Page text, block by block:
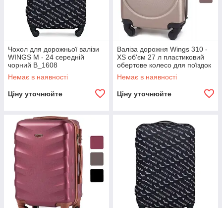
Чохол для дорожньої валізи
WINGS М - 24 середній
чорний B_1608
Немає в наявності
Ціну уточнюйте
Валіза дорожня Wings 310 -
XS об'єм 27 л пластиковий
обертове колесо для поїздок
B_1631
Немає в наявності
Ціну уточнюйте